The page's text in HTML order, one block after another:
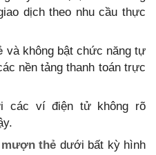
dịch theo nhu cầu thực
và không bật chức năng tự
nền tảng thanh toán trực
các ví điện tử không rõ
thẻ dưới bất kỳ hình